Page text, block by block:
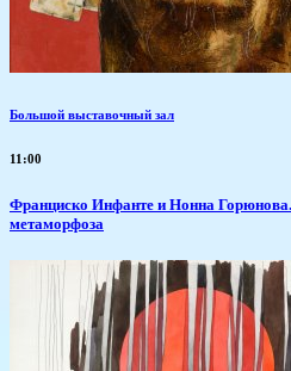
Большой выставочный зал
11:00
Франциско Инфанте и Нонна
метаморфоза